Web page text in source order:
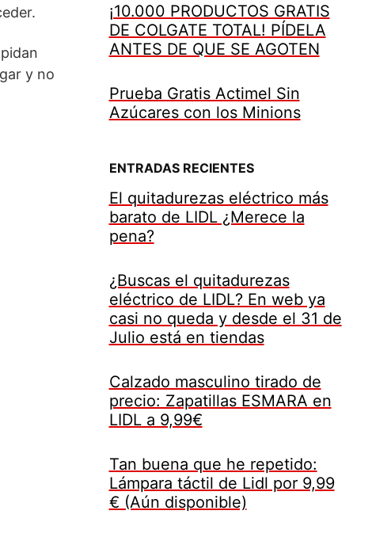
y no
¡10.000 PRODUCTOS GRATIS
DE COLGATE TOTAL! PÍDELA
ANTES DE QUE SE AGOTEN
Prueba Gratis Actimel Sin
Azúcares con los Minions
ENTRADAS RECIENTES
El quitadurezas eléctrico más
barato de LIDL ¿Merece la
pena?
¿Buscas el quitadurezas
eléctrico de LIDL? En web ya
casi no queda y desde el 31 de
Julio está en tiendas
Calzado masculino tirado de
precio: Zapatillas ESMARA en
LIDL a 9,99€
Tan buena que he repetido:
Lámpara táctil de Lidl por 9,99
€ (Aún disponible)